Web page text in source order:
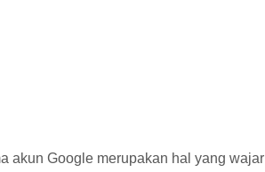
akun Google merupakan hal yang wajar